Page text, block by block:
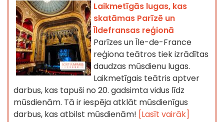
Laikmetīgās lugas, kas
skatāmas Parīzē un
Īldefransas reģionā
Parīzes un Île-de-France
reģiona teātros tiek izrādītas
daudzas mūsdienu lugas.
Laikmetīgais teātris aptver
darbus, kas tapuši no 20. gadsimta vidus līdz
mūsdienām. Tā ir iespēja atklāt mūsdienīgus
darbus, kas atbilst mūsdienām! [Lasīt vairāk]